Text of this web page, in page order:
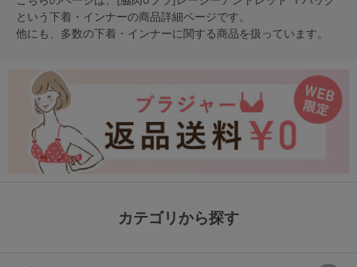
という下着・インナーの商品詳細ページです。
他にも、多数の下着・インナーに関する商品を扱っています。
カテゴリから探す